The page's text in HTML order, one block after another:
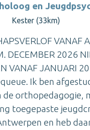
en
Kester (33km)
VANAF
DECEMBER 2026
VANAF JANUARI
Ik ben
de orthopedagogie,
toegepaste
en heb